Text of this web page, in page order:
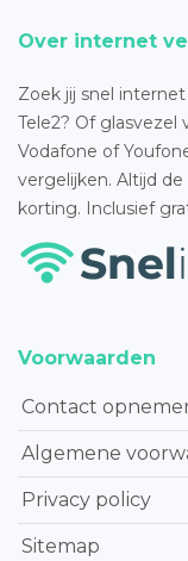
Over internet
Zoek jij snel
Tele2? Of glasvezel
Vodafone of
vergelijken. Altijd
korting. Inclusief
Voorwaarden
Contact
Algemene
Privacy policy
Sitemap